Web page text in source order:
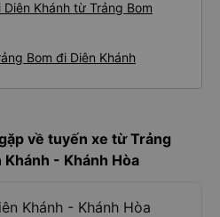
Khánh từ Trảng Bom
Bom đi Diên Khánh
về tuyến xe từ Trảng
- Khánh Hòa
Khánh - Khánh Hòa